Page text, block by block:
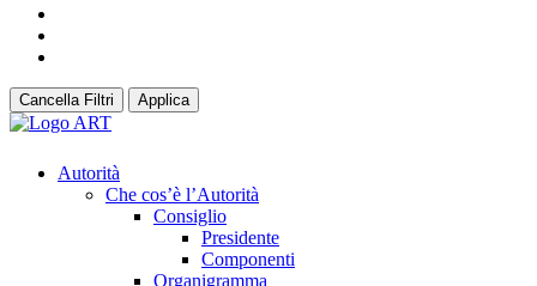
Cancella Filtri Applica
Autorità
Che cos’è l’Autorità
Consiglio
Presidente
Componenti
Organigramma